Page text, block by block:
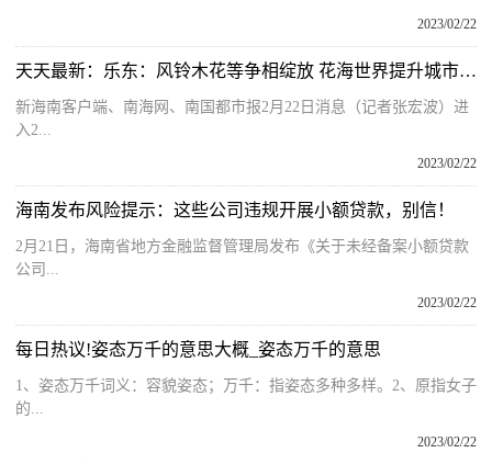
2023/02/22
天天最新：乐东：风铃木花等争相绽放 花海世界提升城市品质
新海南客户端、南海网、南国都市报2月22日消息（记者张宏波）进
入2...
2023/02/22
海南发布风险提示：这些公司违规开展小额贷款，别信！
2月21日，海南省地方金融监督管理局发布《关于未经备案小额贷款
公司...
2023/02/22
每日热议!姿态万千的意思大概_姿态万千的意思
1、姿态万千词义：容貌姿态；万千：指姿态多种多样。2、原指女子
的...
2023/02/22